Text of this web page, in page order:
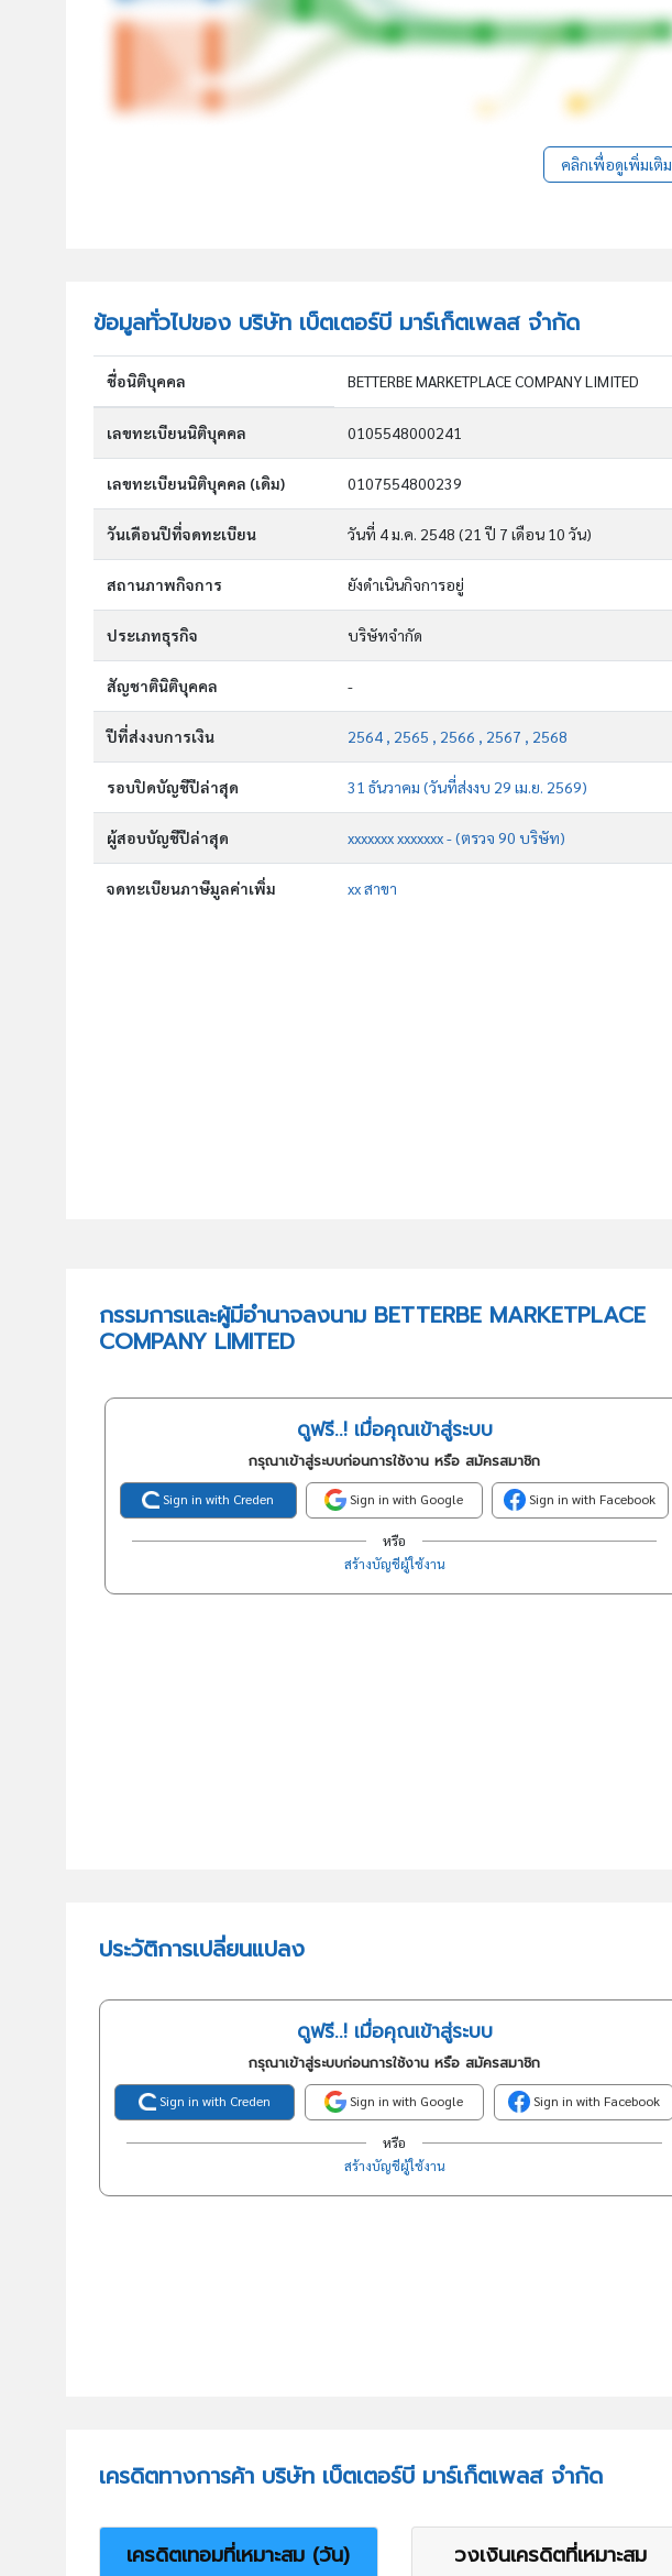
คลิกเพื่อดูเพิ่มเติม
ข้อมูลทั่วไปของ บริษัท เบ็ตเตอร์บี มาร์เก็ตเพลส จำกัด
ชื่อนิติบุคคล BETTERBE MARKETPLACE COMPANY LIMITED
เลขทะเบียนนิติบุคคล 0105548000241
เลขทะเบียนนิติบุคคล (เดิม) 0107554800239
วันเดือนปีที่จดทะเบียน วันที่ 4 ม.ค. 2548 (21 ปี 7 เดือน 10 วัน)
สถานภาพกิจการ ยังดำเนินกิจการอยู่
ประเภทธุรกิจ บริษัทจำกัด
สัญชาตินิติบุคคล -
ปีที่ส่งงบการเงิน 2564 , 2565 , 2566 , 2567 , 2568
รอบปิดบัญชีปีล่าสุด 31 ธันวาคม (วันที่ส่งงบ 29 เม.ย. 2569)
ผู้สอบบัญชีปีล่าสุด xxxxxxx xxxxxxx - (ตรวจ 90 บริษัท)
จดทะเบียนภาษีมูลค่าเพิ่ม xx สาขา
กรรมการและผู้มีอำนาจลงนาม BETTERBE MARKETPLACE
COMPANY LIMITED
ดูฟรี..! เมื่อคุณเข้าสู่ระบบ
กรุณาเข้าสู่ระบบก่อนการใช้งาน หรือ สมัครสมาชิก
Sign in with Creden Sign in with Google Sign in with Facebook
หรือ
สร้างบัญชีผู้ใช้งาน
ประวัติการเปลี่ยนแปลง
ดูฟรี..! เมื่อคุณเข้าสู่ระบบ
กรุณาเข้าสู่ระบบก่อนการใช้งาน หรือ สมัครสมาชิก
Sign in with Creden Sign in with Google Sign in with Facebook
หรือ
สร้างบัญชีผู้ใช้งาน
เครดิตทางการค้า บริษัท เบ็ตเตอร์บี มาร์เก็ตเพลส จำกัด
เครดิตเทอมที่เหมาะสม (วัน)
วงเงินเครดิตที่เหมาะสม